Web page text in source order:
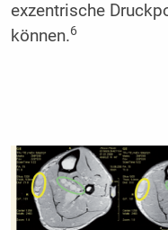
exzentrische
können.6